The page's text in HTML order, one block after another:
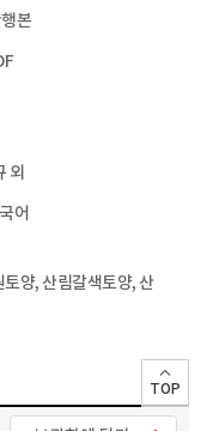
본
외
어
양, 산림갈색토양, 산
TOP